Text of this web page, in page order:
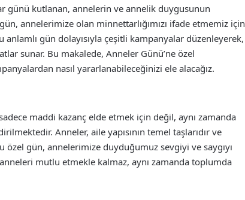
günü kutlanan, annelerin ve annelik duygusunun
annelerimize olan minnettarlığımızı ifade etmemiz için
gün dolayısıyla çeşitli kampanyalar düzenleyerek,
sunar. Bu makalede, Anneler Günü’ne özel
nasıl yararlanabileceğinizi ele alacağız.
maddi kazanç elde etmek için değil, aynı zamanda
Anneler, aile yapısının temel taşlarıdır ve
özel gün, annelerimize duyduğumuz sevgiyi ve saygıyı
mutlu etmekle kalmaz, aynı zamanda toplumda